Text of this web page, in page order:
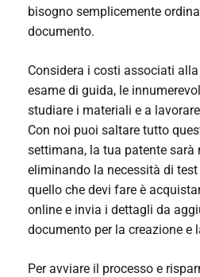
bisogno semplicemente
documento.
Considera i costi associati
esame di guida, le
studiare i materiali e a
Con noi puoi saltare tutto
settimana, la tua patente sarà
eliminando la necessità di
quello che devi fare è
online e invia i dettagli da
documento per la creazione e
Per avviare il processo e